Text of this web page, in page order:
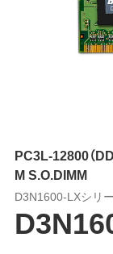
PC3L-12800（
M S.O.DIMM
D3N1600-LXシリ